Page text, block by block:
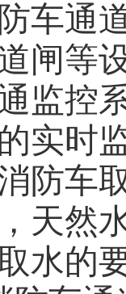
防车通
闸等
监控
实时
消防车
天然
水的